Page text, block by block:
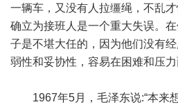
一辆车，又没有人拉缰绳，不乱才
确立为接班人是一个重大失误。
子是不堪大任的，因为他们没有
弱性和妥协性，容易在困难和压力
1967年5月，毛泽东说:“本来